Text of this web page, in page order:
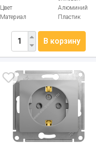
Цвет
Алюминий
Материал
Пластик
В корзину